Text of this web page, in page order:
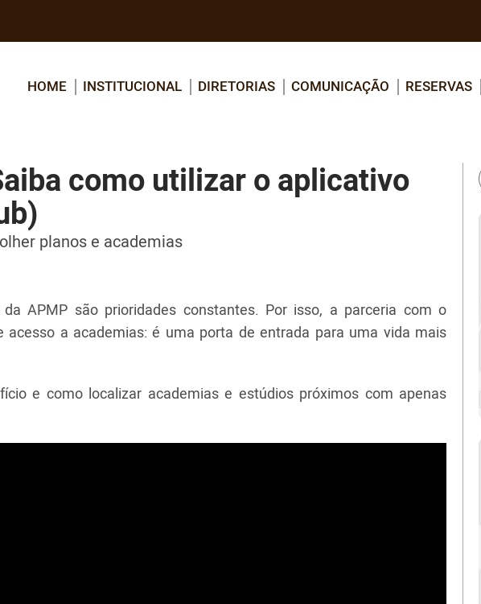
HOME INSTITUCIONAL DIRETORIAS COMUNICAÇÃO RESERVAS
como utilizar o aplicativo
planos e academias
APMP são prioridades constantes. Por isso, a parceria com o
a academias: é uma porta de entrada para uma vida mais
e como localizar academias e estúdios próximos com apenas